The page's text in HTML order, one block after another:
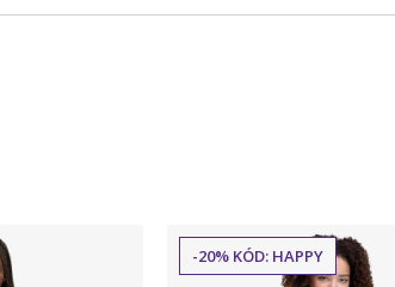
-20% KÓD: HAPPY